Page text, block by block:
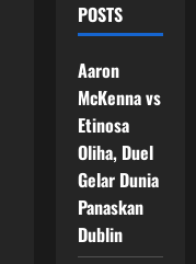
POSTS
Aaron
McKenna vs
Etinosa
Oliha, Duel
Gelar Dunia
Panaskan
Dublin